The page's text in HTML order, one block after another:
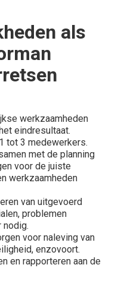
als
werkzaamheden
eindresultaat.
1 tot 3 medewerkers.
met de planning
voor de juiste
werkzaamheden
van uitgevoerd
problemen
nodig.
voor naleving van
enzovoort.
en rapporteren aan de